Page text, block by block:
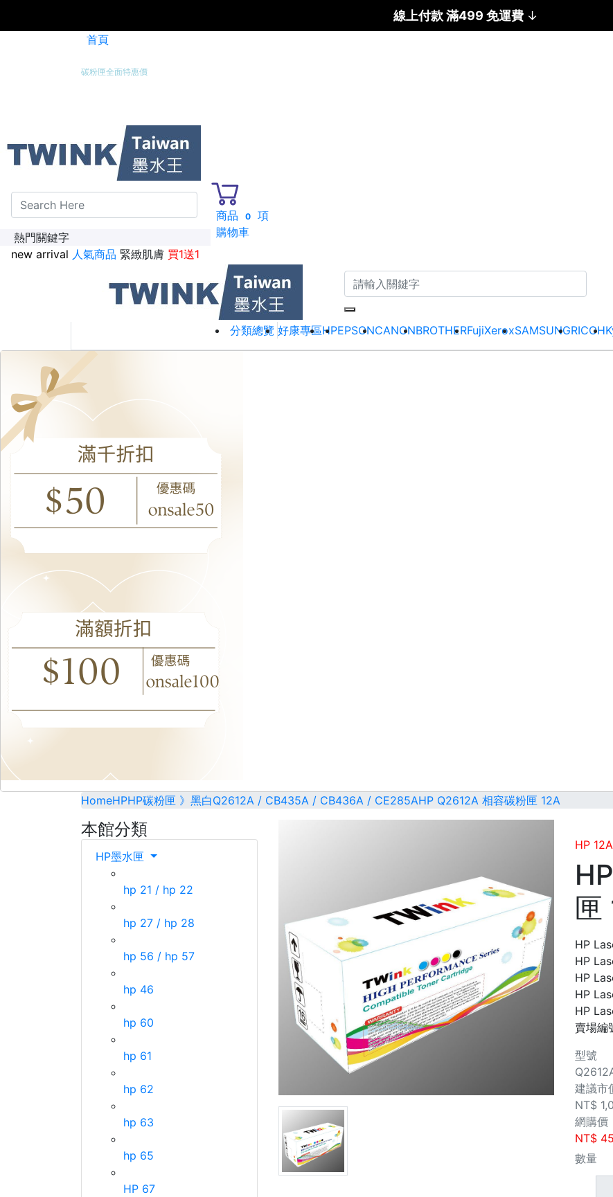
線上付款 滿499 免運費 ↓
首頁
碳粉匣全面特惠價
新加入會員送紅利金100點
熱門關鍵字
new arrival 人氣商品 緊緻肌膚 買1送1
商品 0
項
購物車
分類總覽 好康專區HPEPSONCANONBROTHERFujiXeroxSAMSUNGRICOH
HomeHPHP碳粉匣 》黑白Q2612A / CB435A / CB436A / CE285AHP Q2612A 相容碳粉匣 12A
本館分類
HP墨水匣
hp 21 / hp 22
hp 27 / hp 28
hp 56 / hp 57
hp 46
hp 60
hp 61
hp 62
hp 63
hp 65
HP 67
HP 12A
匣
HP
HP
HP
HP
HP
賣場編
型號
建議市
NT$
網購價
NT$
數量